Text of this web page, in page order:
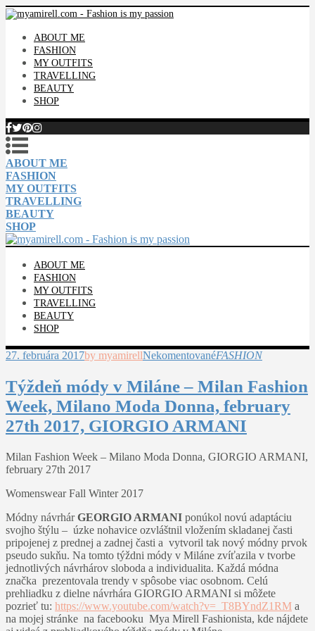
ABOUT ME
FASHION
MY OUTFITS
TRAVELLING
BEAUTY
SHOP
ABOUT ME
FASHION
MY OUTFITS
TRAVELLING
BEAUTY
SHOP
ABOUT ME
FASHION
MY OUTFITS
TRAVELLING
BEAUTY
SHOP
27. februára 2017by myamirellNekomentovanéFASHION
Týždeň módy v Miláne – Milan Fashion
Week, Milano Moda Donna, february
27th 2017, GIORGIO ARMANI
Milan Fashion Week – Milano Moda Donna, GIORGIO ARMANI,
february 27th 2017
Womenswear Fall Winter 2017
Módny návrhárGEORGIO ARMANI ponúkol novú adaptáciu
svojho štýlu – úzke nohavice ozvláštnil vložením skladanej časti
pripojenej z prednej a zadnej časti a vytvoril tak nový módny prvok
pseudo sukňu. Na tomto týždni módy v Miláne zvíťazila v tvorbe
jednotlivých návrhárov sloboda a individualita. Každá módna
značka prezentovala trendy v spôsobe viac osobnom. Celú
prehliadku z dielne návrhára GIORGIO ARMANI si môžete
pozrieť tu: https://www.youtube.com/watch?v=_T8BYndZ1RM a
na mojej stránke na facebooku Mya Mirell Fashionista, kde nájdete